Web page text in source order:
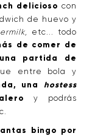
delicioso con
de huevo y
etc... todo
de comer de
partida de
entre bola y
una hostess
y podrás
bingo por